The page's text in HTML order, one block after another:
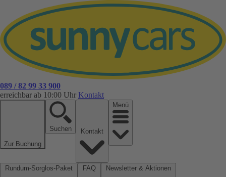
089 / 82 99 33 900
erreichbar ab 10:00 Uhr Kontakt
Zur Buchung
Suchen
Menü